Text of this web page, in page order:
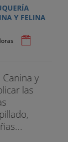
Y FELINA
y
las